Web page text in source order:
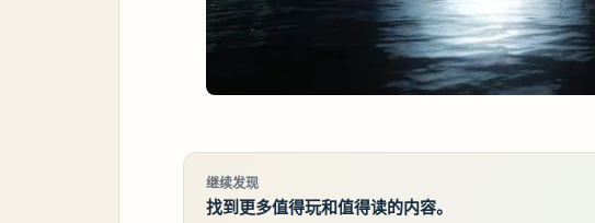
继续发现
找到更多值得玩和值得读的内容。